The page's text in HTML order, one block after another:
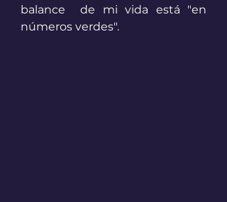
balance  de mi vida está "en
números verdes".